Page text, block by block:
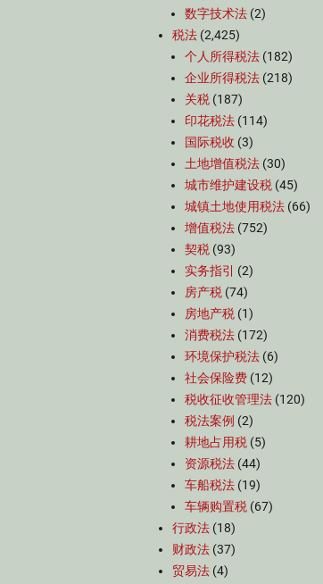
数字技术法 (2)
税法 (2,425)
个人所得税法 (182)
企业所得税法 (218)
关税 (187)
印花税法 (114)
国际税收 (3)
土地增值税法 (30)
城市维护建设税 (45)
城镇土地使用税法 (66)
增值税法 (752)
契税 (93)
实务指引
(2)
房产税 (74)
房地产税 (1)
消费税法 (172)
环境保护税法 (6)
社会保险费 (12)
税收征收管理法 (120)
税法案例 (2)
耕地占用税 (5)
资源税法 (44)
车船税法 (19)
车辆购置税 (67)
行政法 (18)
财政法 (37)
贸易法 (4)